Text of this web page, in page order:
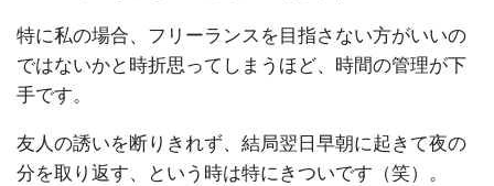
特に私の場合、フリーランスを目指さない方がいいの
ではないかと時折思ってしまうほど、時間の管理が下
手です。
友人の誘いを断りきれず、結局翌日早朝に起きて夜の
分を取り返す、という時は特にきついです（笑）。